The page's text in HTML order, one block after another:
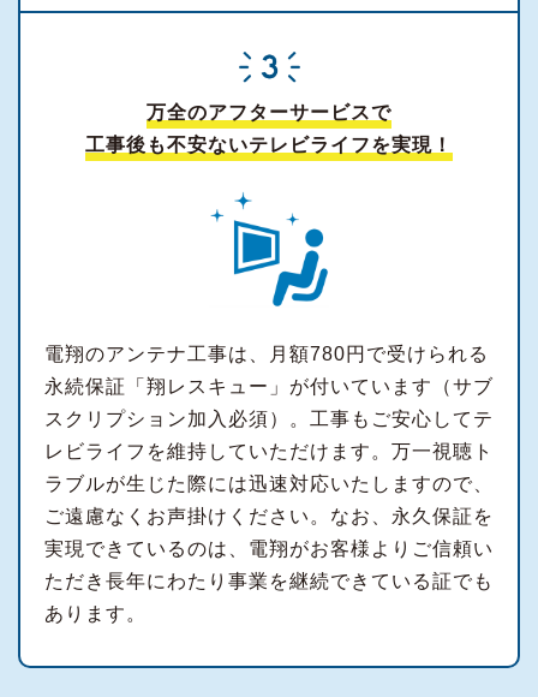
万全のアフターサービスで
工事後も不安ないテレビライフを実現！
電翔のアンテナ工事は、月額780円で受けられる
永続保証「翔レスキュー」が付いています（サブ
スクリプション加入必須）。工事もご安心してテ
レビライフを維持していただけます。万一視聴ト
ラブルが生じた際には迅速対応いたしますので、
ご遠慮なくお声掛けください。なお、永久保証を
実現できているのは、電翔がお客様よりご信頼い
ただき長年にわたり事業を継続できている証でも
あります。